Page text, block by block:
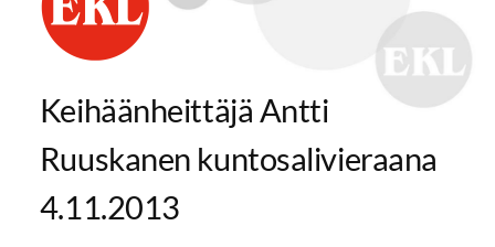
Pielaveden Eläkkeensaajat ry
Keihäänheittäjä Antti
Ruuskanen kuntosalivieraana
4.11.2013